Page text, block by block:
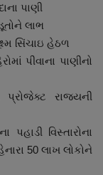
પાણી
લાભ
સિંચાઇ હેઠળ
પીવાના પાણીનો
પ્રોજેક્ટ રાજ્યની
વિસ્તારોના
50 લાખ લોકોને